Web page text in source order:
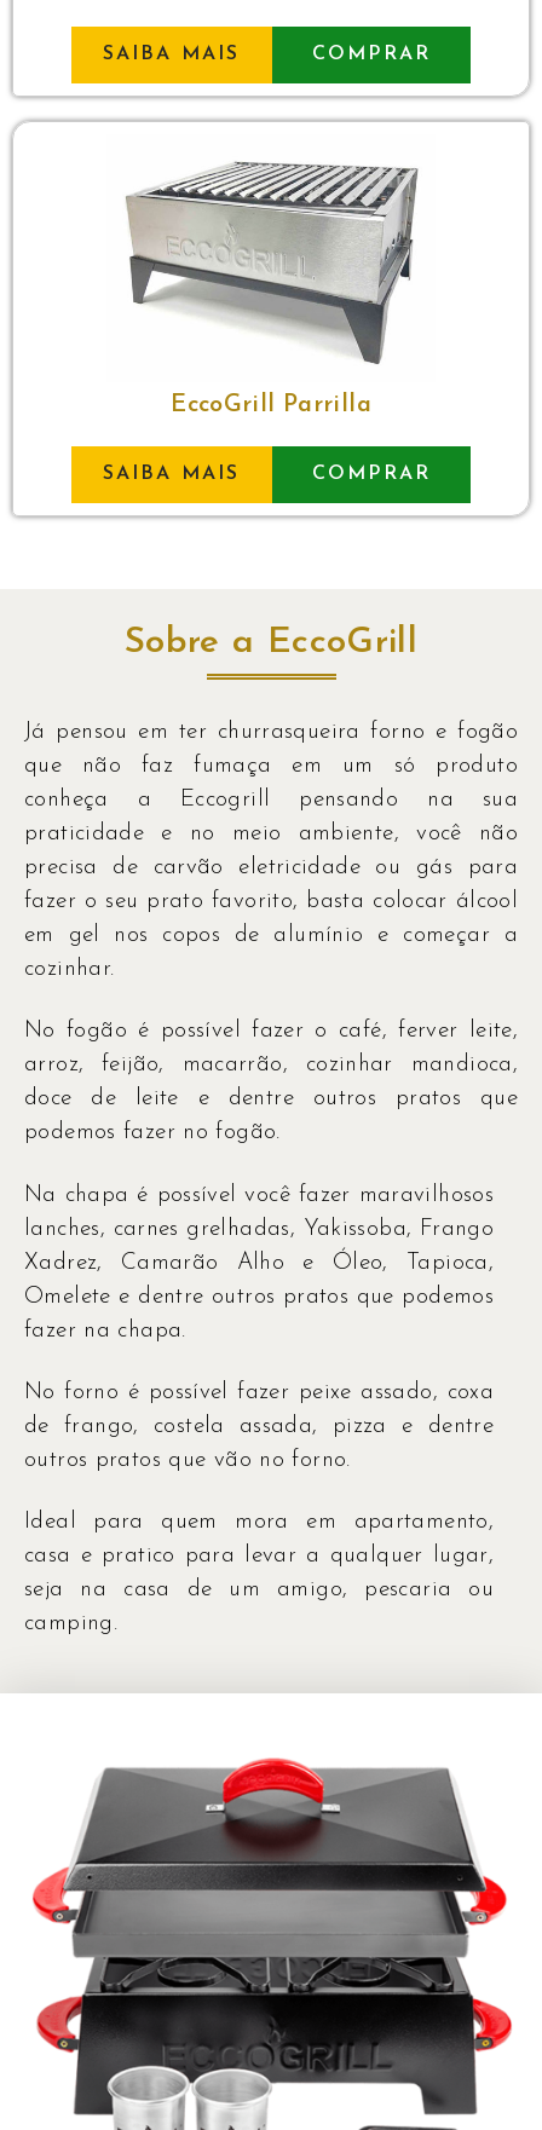
SAIBA MAIS COMPRAR
EccoGrill Parrilla
SAIBA MAIS COMPRAR
Sobre a EccoGrill
Já pensou em ter churrasqueira forno e fogão
que não faz fumaça em um só produto
conheça a Eccogrill pensando na sua
praticidade e no meio ambiente, você não
precisa de carvão eletricidade ou gás para
fazer o seu prato favorito, basta colocar álcool
em gel nos copos de alumínio e começar a
cozinhar.
No fogão é possível fazer o café, ferver leite,
arroz, feijão, macarrão, cozinhar mandioca,
doce de leite e dentre outros pratos que
podemos fazer no fogão.
Na chapa é possível você fazer maravilhosos
lanches, carnes grelhadas, Yakissoba, Frango
Xadrez, Camarão Alho e Óleo, Tapioca,
Omelete e dentre outros pratos que podemos
fazer na chapa.
No forno é possível fazer peixe assado, coxa
de frango, costela assada, pizza e dentre
outros pratos que vão no forno.
Ideal para quem mora em apartamento,
casa e pratico para levar a qualquer lugar,
seja na casa de um amigo, pescaria ou
camping.